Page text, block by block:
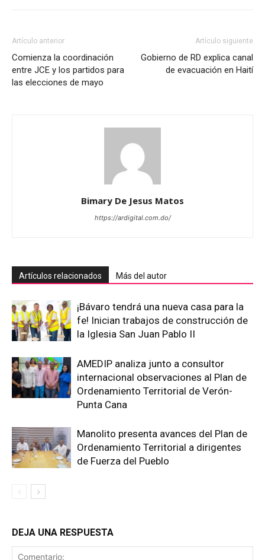
Artículo anterior
Comienza la coordinación
entre JCE y los partidos para
las elecciones de mayo
Artículo siguiente
Gobierno de RD explica canal
de evacuación en Haití
Bimary De Jesus Matos
https://ardigital.com.do/
Artículos relacionados Más del autor
¡Bávaro tendrá una nueva casa para la
fe! Inician trabajos de construcción de
la Iglesia San Juan Pablo II
AMEDIP analiza junto a consultor
internacional observaciones al Plan de
Ordenamiento Territorial de Verón-
Punta Cana
Manolito presenta avances del Plan de
Ordenamiento Territorial a dirigentes
de Fuerza del Pueblo
DEJA UNA RESPUESTA